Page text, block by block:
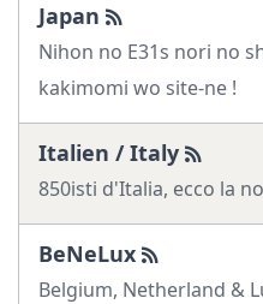
Japan
Nihon no E31s nori no
kakimomi wo site-ne !
Italien / Italy
850isti d'Italia, ecco la
BeNeLux
Belgium, Netherland &